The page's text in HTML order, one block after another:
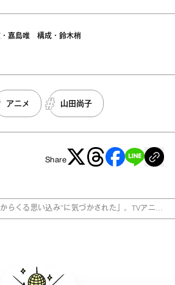
嘉島唯 構成・鈴木梢
アニメ 山田尚子
Share
からくる思い込み”に気づかされた」。TVアニメ